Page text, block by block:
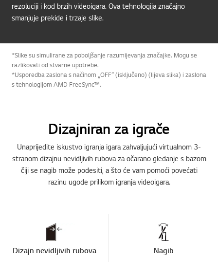
rezoluciji i kod brzih videoigara. Ova tehnologija značajno
smanjuje prekide i trzaje slike.
*Slike su simulirane za poboljšanje razumijevanja značajke. Mogu se
razlikovati od stvarne upotrebe.
*Usporedba zaslona s načinom „OFF” (isključeno) (lijeva slika) i zaslona
s tehnologijom AMD FreeSync™.
Dizajniran za igrače
Unaprijedite iskustvo igranja igara zahvaljujući virtualnom 3-
stranom dizajnu nevidljivih rubova za očarano gledanje s bazom
čiji se nagib može podesiti, a što će vam pomoći povećati
razinu ugode prilikom igranja videoigara.
Dizajn nevidljivih rubova Nagib